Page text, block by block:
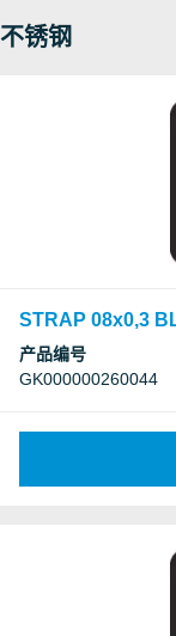
不锈钢
STRAP 08x0,3
产品编号
GK000000260044